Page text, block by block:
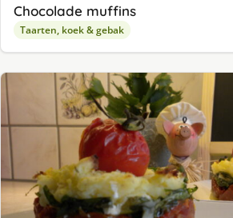
Chocolade muffins
Taarten, koek & gebak